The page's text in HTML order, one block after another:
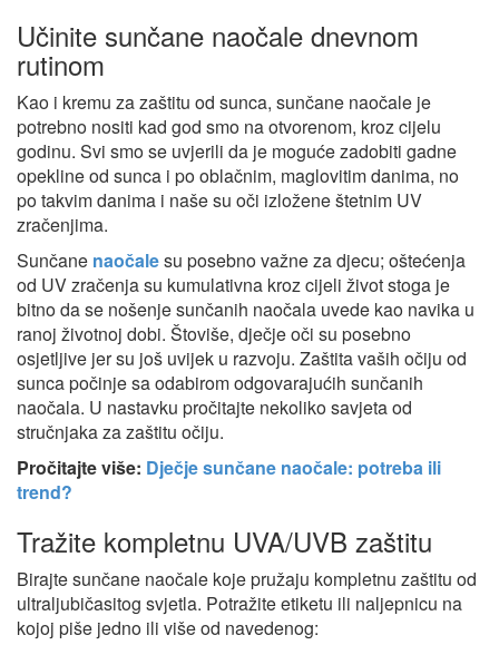
Učinite sunčane naočale dnevnom
rutinom
Kao i kremu za zaštitu od sunca, sunčane naočale je
potrebno nositi kad god smo na otvorenom, kroz cijelu
godinu. Svi smo se uvjerili da je moguće zadobiti gadne
opekline od sunca i po oblačnim, maglovitim danima, no
po takvim danima i naše su oči izložene štetnim UV
zračenjima.
Sunčane naočalesu posebno važne za djecu; oštećenja
od UV zračenja su kumulativna kroz cijeli život stoga je
bitno da se nošenje sunčanih naočala uvede kao navika u
ranoj životnoj dobi. Štoviše, dječje oči su posebno
osjetljive jer su još uvijek u razvoju. Zaštita vaših očiju od
sunca počinje sa odabirom odgovarajućih sunčanih
naočala. U nastavku pročitajte nekoliko savjeta od
stručnjaka za zaštitu očiju.
Pročitajte više: Dječje sunčane naočale: potreba ili
trend?
Tražite kompletnu UVA/UVB zaštitu
Birajte sunčane naočale koje pružaju kompletnu zaštitu od
ultraljubičasitog svjetla. Potražite etiketu ili naljepnicu na
kojoj piše jedno ili više od navedenog: